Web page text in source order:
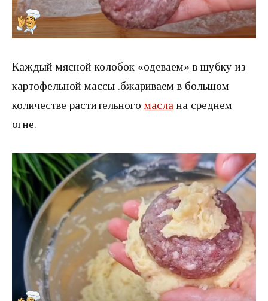
Каждый мясной колобок «одеваем» в шубку из
картофельной массы .бжариваем в большом
количестве растительного масла на среднем
огне.